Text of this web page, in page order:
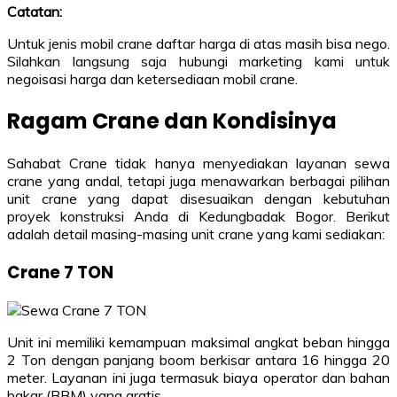
Catatan:
Untuk jenis mobil crane daftar harga di atas masih bisa nego.
Silahkan langsung saja hubungi marketing kami untuk
negoisasi harga dan ketersediaan mobil crane.
Ragam Crane dan Kondisinya
Sahabat Crane tidak hanya menyediakan layanan sewa
crane yang andal, tetapi juga menawarkan berbagai pilihan
unit crane yang dapat disesuaikan dengan kebutuhan
proyek konstruksi Anda di Kedungbadak Bogor. Berikut
adalah detail masing-masing unit crane yang kami sediakan:
Crane 7 TON
Unit ini memiliki kemampuan maksimal angkat beban hingga
2 Ton dengan panjang boom berkisar antara 16 hingga 20
meter. Layanan ini juga termasuk biaya operator dan bahan